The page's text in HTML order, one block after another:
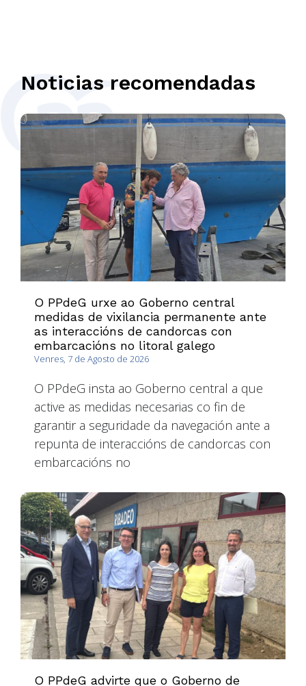
Noticias recomendadas
O PPdeG urxe ao Goberno central
medidas de vixilancia permanente ante
as interaccións de candorcas con
embarcacións no litoral galego
Venres, 7 de Agosto de 2026
O PPdeG insta ao Goberno central a que
active as medidas necesarias co fin de
garantir a seguridade da navegación ante a
repunta de interaccións de candorcas con
embarcacións no
O PPdeG advirte que o Goberno de